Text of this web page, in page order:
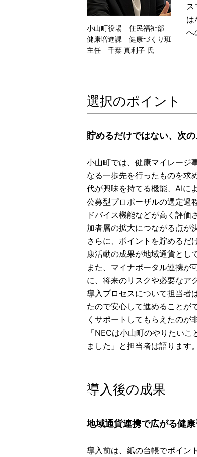
は
へ
小山町役場 住民福祉部
健康増進課 健康づくり班
主任 千葉 真利子 氏
選択のポイント
貯めるだけではない、次
小山町では、健康マイレージ
なる一歩先を行ったものを求
代が興味を持てる機能、AIに
公募型プロポーザルの選定過
ドバイス機能などが高く評
加者層の拡大につながる点が
さらに、ポイントを貯めるだ
康活動の成果が地域通貨とし
また、マイナポータル連携が
に、将来のリスクや必要なア
導入プロセスについて担当者
たので安心して進めることが
くサポートしてもらえたのが
「NECは小山町のやりたい
ました」と担当者は語ります。
導入後の成果
地域通貨連携で広がる健
導入前は、紙の台帳でポイン